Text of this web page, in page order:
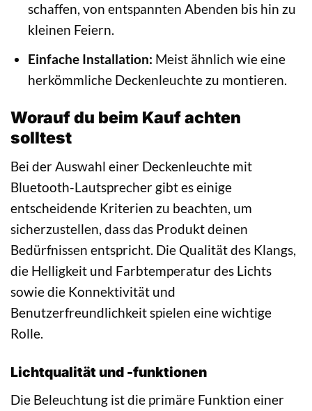
schaffen, von entspannten Abenden bis hin zu
kleinen Feiern.
Einfache Installation: Meist ähnlich wie eine
herkömmliche Deckenleuchte zu montieren.
Worauf du beim Kauf achten
solltest
Bei der Auswahl einer Deckenleuchte mit
Bluetooth-Lautsprecher gibt es einige
entscheidende Kriterien zu beachten, um
sicherzustellen, dass das Produkt deinen
Bedürfnissen entspricht. Die Qualität des Klangs,
die Helligkeit und Farbtemperatur des Lichts
sowie die Konnektivität und
Benutzerfreundlichkeit spielen eine wichtige
Rolle.
Lichtqualität und -funktionen
Die Beleuchtung ist die primäre Funktion einer